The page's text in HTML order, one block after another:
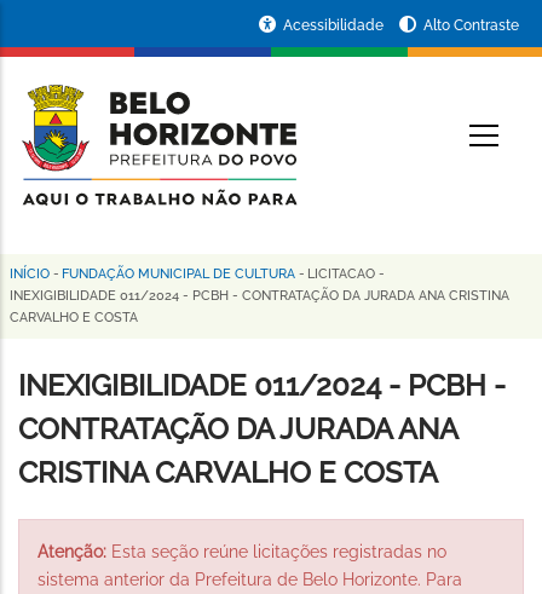
conteúdo
principal
da
Prefeitura
de
Horizonte
Acessibilidade Alto Contraste
Trilha
de
navegação
INÍCIO - FUNDAÇÃO MUNICIPAL DE CULTURA - LICITACAO -
INEXIGIBILIDADE 011/2024 - PCBH - CONTRATAÇÃO DA JURADA ANA CRISTINA
CARVALHO E COSTA
INEXIGIBILIDADE 011/2024 - PCBH -
CONTRATAÇÃO DA JURADA ANA
CRISTINA CARVALHO E COSTA
Atenção: Esta seção reúne licitações registradas no
sistema anterior da Prefeitura de Belo Horizonte. Para